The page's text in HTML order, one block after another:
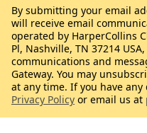
By submitting your email
will receive email
operated by HarperCollins
Pl, Nashville, TN 37214
communications and
Gateway. You may
at any time. If you have
Privacy Policy or email us at